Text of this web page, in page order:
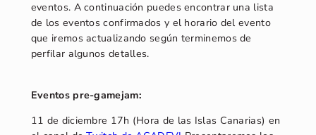
eventos. A continuación puedes encontrar una lista
de los eventos confirmados y el horario del evento
que iremos actualizando según terminemos de
perfilar algunos detalles.
Eventos pre-gamejam:
11 de diciembre 17h (Hora de las Islas Canarias) en